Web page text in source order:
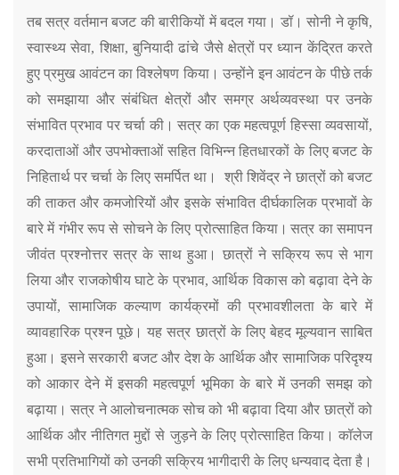
तब सत्र वर्तमान बजट की बारीकियों में बदल गया। डॉ। सोनी ने कृषि,
स्वास्थ्य सेवा, शिक्षा, बुनियादी ढांचे जैसे क्षेत्रों पर ध्यान केंद्रित करते
हुए प्रमुख आवंटन का विश्लेषण किया। उन्होंने इन आवंटन के पीछे तर्क
को समझाया और संबंधित क्षेत्रों और समग्र अर्थव्यवस्था पर उनके
संभावित प्रभाव पर चर्चा की। सत्र का एक महत्वपूर्ण हिस्सा व्यवसायों,
करदाताओं और उपभोक्ताओं सहित विभिन्न हितधारकों के लिए बजट के
निहितार्थ पर चर्चा के लिए समर्पित था। श्री शिवेंद्र ने छात्रों को बजट
की ताकत और कमजोरियों और इसके संभावित दीर्घकालिक प्रभावों के
बारे में गंभीर रूप से सोचने के लिए प्रोत्साहित किया। सत्र का समापन
जीवंत प्रश्नोत्तर सत्र के साथ हुआ। छात्रों ने सक्रिय रूप से भाग
लिया और राजकोषीय घाटे के प्रभाव,आर्थिक विकास को बढ़ावा देने के
उपायों, सामाजिक कल्याण कार्यक्रमों की प्रभावशीलता के बारे में
व्यावहारिक प्रश्न पूछे। यह सत्र छात्रों के लिए बेहद मूल्यवान साबित
हुआ। इसने सरकारी बजट और देश के आर्थिक और सामाजिक परिदृश्य
को आकार देने में इसकी महत्वपूर्ण भूमिका के बारे में उनकी समझ को
बढ़ाया। सत्र ने आलोचनात्मक सोच को भी बढ़ावा दिया और छात्रों को
आर्थिक और नीतिगत मुद्दों से जुड़ने के लिए प्रोत्साहित किया। कॉलेज
सभी प्रतिभागियों को उनकी सक्रिय भागीदारी के लिए धन्यवाद देता है।